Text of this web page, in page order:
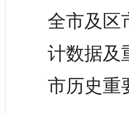
全市及区
计数据及
市历史重